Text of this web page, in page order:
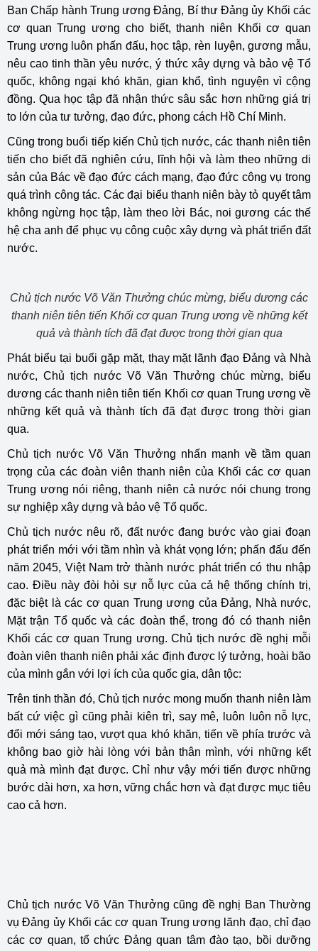
Ban Chấp hành Trung ương Đảng, Bí thư Đảng ủy Khối các
cơ quan Trung ương cho biết, thanh niên Khối cơ quan
Trung ương luôn phấn đấu, học tập, rèn luyện, gương mẫu,
nêu cao tinh thần yêu nước, ý thức xây dựng và bảo vệ Tổ
quốc, không ngại khó khăn, gian khổ, tình nguyện vì cộng
đồng. Qua học tập đã nhận thức sâu sắc hơn những giá trị
to lớn của tư tưởng, đạo đức, phong cách Hồ Chí Minh.
Cũng trong buổi tiếp kiến Chủ tịch nước, các thanh niên tiên
tiến cho biết đã nghiên cứu, lĩnh hội và làm theo những di
sản của Bác về đạo đức cách mạng, đạo đức công vụ trong
quá trình công tác. Các đại biểu thanh niên bày tỏ quyết tâm
không ngừng học tập, làm theo lời Bác, noi gương các thế
hệ cha anh để phục vụ công cuộc xây dựng và phát triển đất
nước.
Chủ tịch nước Võ Văn Thưởng chúc mừng, biểu dương các
thanh niên tiên tiến Khối cơ quan Trung ương về những kết
quả và thành tích đã đạt được trong thời gian qua
Phát biểu tại buổi gặp mặt, thay mặt lãnh đạo Đảng và Nhà
nước, Chủ tịch nước Võ Văn Thưởng chúc mừng, biểu
dương các thanh niên tiên tiến Khối cơ quan Trung ương về
những kết quả và thành tích đã đạt được trong thời gian
qua.
Chủ tịch nước Võ Văn Thưởng nhấn mạnh về tầm quan
trọng của các đoàn viên thanh niên của Khối các cơ quan
Trung ương nói riêng, thanh niên cả nước nói chung trong
sự nghiệp xây dựng và bảo vệ Tổ quốc.
Chủ tịch nước nêu rõ, đất nước đang bước vào giai đoạn
phát triển mới với tầm nhìn và khát vọng lớn; phấn đấu đến
năm 2045, Việt Nam trở thành nước phát triển có thu nhập
cao. Điều này đòi hỏi sự nỗ lực của cả hệ thống chính trị,
đặc biệt là các cơ quan Trung ương của Đảng, Nhà nước,
Mặt trận Tổ quốc và các đoàn thể, trong đó có thanh niên
Khối các cơ quan Trung ương. Chủ tịch nước đề nghị mỗi
đoàn viên thanh niên phải xác định được lý tưởng, hoài bão
của mình gắn với lợi ích của quốc gia, dân tộc:
Trên tinh thần đó, Chủ tịch nước mong muốn thanh niên làm
bất cứ việc gì cũng phải kiên trì, say mê, luôn luôn nỗ lực,
đổi mới sáng tạo, vượt qua khó khăn, tiến về phía trước và
không bao giờ hài lòng với bản thân mình, với những kết
quả mà mình đạt được. Chỉ như vậy mới tiến được những
bước dài hơn, xa hơn, vững chắc hơn và đạt được mục tiêu
cao cả hơn.
Chủ tịch nước Võ Văn Thưởng cũng đề nghị Ban Thường
vụ Đảng ủy Khối các cơ quan Trung ương lãnh đạo, chỉ đạo
các cơ quan, tổ chức Đảng quan tâm đào tạo, bồi dưỡng